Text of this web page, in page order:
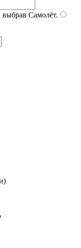
выбрав Самолёт.